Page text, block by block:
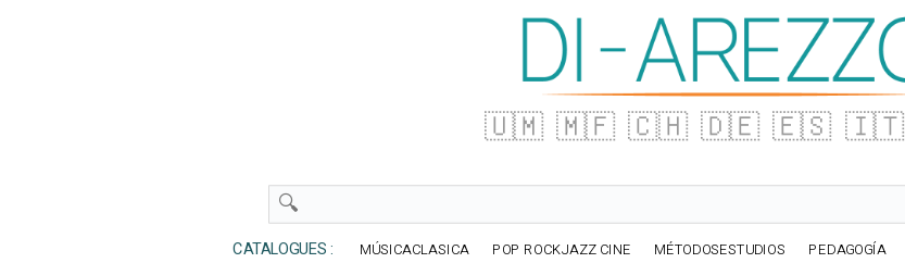
🇺🇲 🇲🇫 🇨🇭 🇩🇪 🇪🇸 🇮🇹
CATALOGUES : MÚSICACLASICA POP ROCKJAZZ CINE MÉTODOSESTUDIOS PEDAGOGÍA